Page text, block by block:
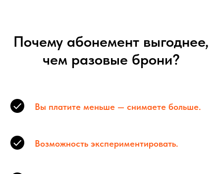
Почему абонемент выгоднее,
чем разовые брони?
Вы платите меньше — снимаете больше.
Возможность экспериментировать.
носят предварительный ознакомительный
характер.
Правила студии